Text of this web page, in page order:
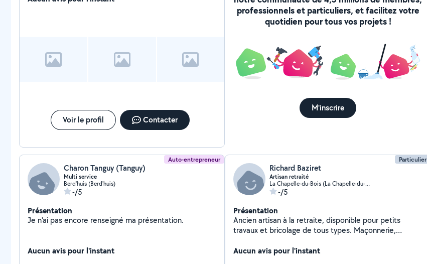
Voir le profil Contacter
professionnels et particuliers, et facilitez votre
quotidien pour tous vos projets !
M'inscrire
Auto-entrepreneur
Charon Tanguy (Tanguy)
Multi service
Berd'huis (Berd'huis)
-/5
Présentation
Je n'ai pas encore renseigné ma présentation.
Aucun avis pour l'instant
Particulier
Richard Baziret
Artisan retraité
La Chapelle-du-Bois (La Chapelle-du-Bois)
-/5
Présentation
Ancien artisan à la retraite, disponible pour petits
travaux et bricolage de tous types. Maçonnerie,
en bâtiment
Aucun avis pour l'instant